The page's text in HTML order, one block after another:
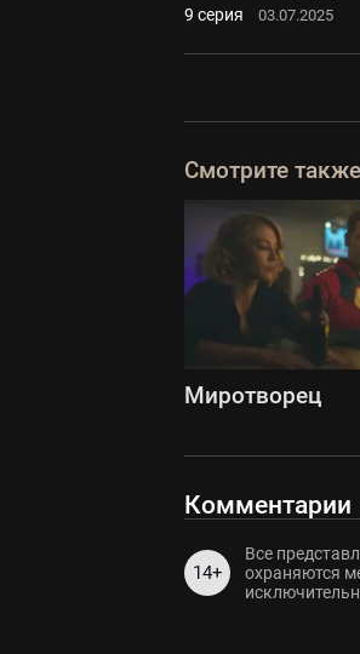
9 серия 03.07.2025
Смотрите
Миротворец
Комментарии
14+
Все
охраняются